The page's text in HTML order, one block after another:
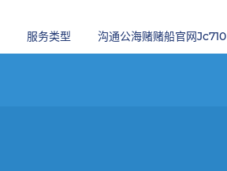
服务类型 沟通公海赌赌船官网jc710